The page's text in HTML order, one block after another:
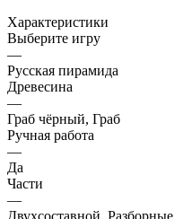
Характеристики
Выберите игру
—
Русская пирамида
Древесина
—
Граб чёрный, Граб
Ручная работа
—
Да
Части
—
Двухсоставной, Разборные